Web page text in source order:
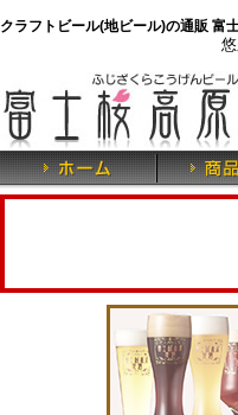
クラフトビール(地ビール)の通販 富